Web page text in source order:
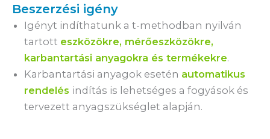
Beszerzési igény
Igényt indíthatunk a t-methodban nyilván
tartott eszközökre, mérőeszközökre,
karbantartási anyagokra és termékekre.
Karbantartási anyagok esetén automatikus
rendelés indítás is lehetséges a fogyások és
tervezett anyagszükséglet alapján.